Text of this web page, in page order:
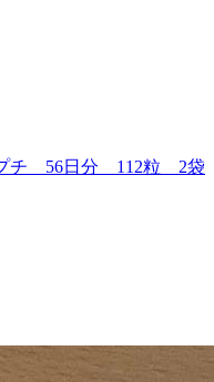
プチ 56日分 112粒 2袋